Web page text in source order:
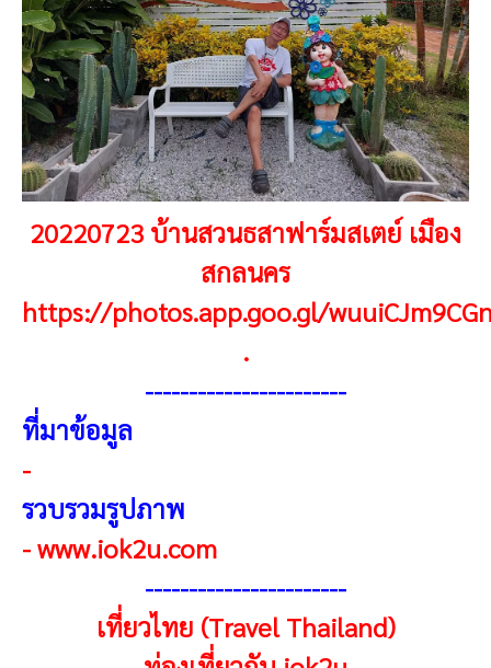
20220723 บ้านสวนธสาฟาร์มสเตย์ เมือง
สกลนคร
https://photos.app.goo.gl/
.
-----------------------
ที่มาข้อมูล
-
รวบรวมรูปภาพ
-www.iok2u.com
-----------------------
เที่ยวไทย (Travel Thailand)